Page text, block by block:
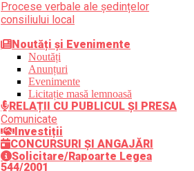
Procese verbale ale ședințelor
consiliului local
Noutăți și Evenimente
Noutăți
Anunțuri
Evenimente
Licitație masă lemnoasă
RELAȚII CU PUBLICUL ȘI PRESA
Comunicate
Investiții
CONCURSURI ȘI ANGAJĂRI
Solicitare/Rapoarte Legea
544/2001